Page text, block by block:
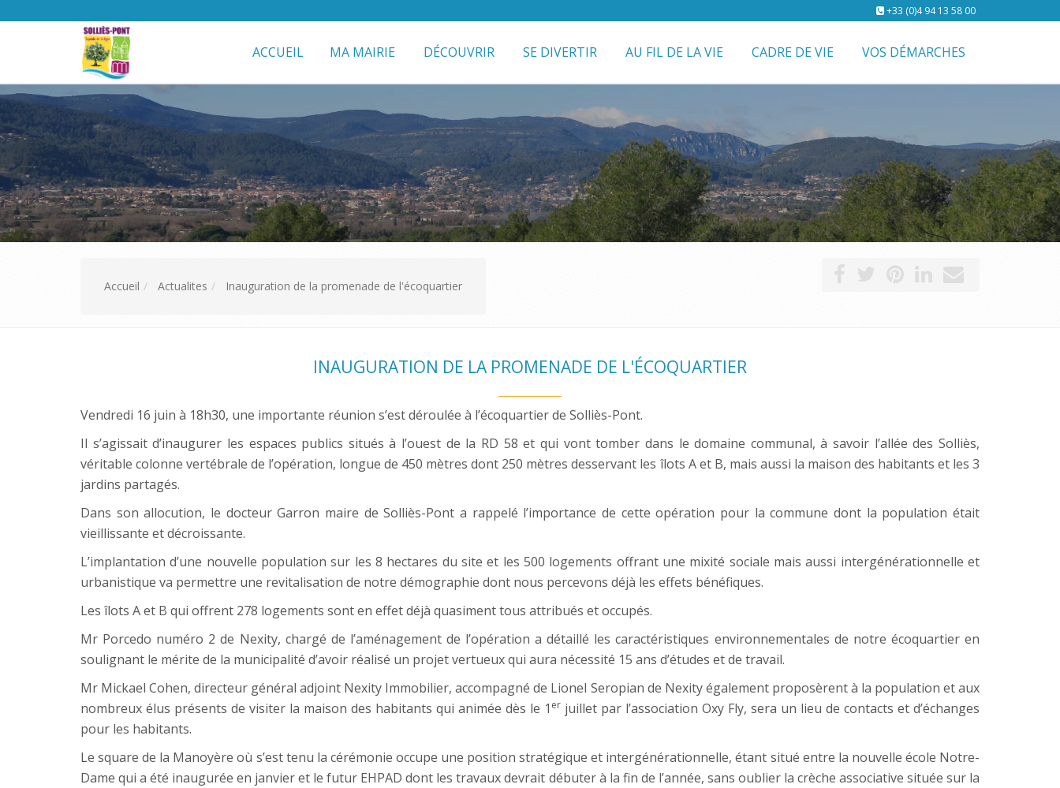
+33 (0)4 94 13 58 00
ACCUEIL MA MAIRIE DÉCOUVRIR SE DIVERTIR AU FIL DE LA VIE CADRE DE VIE VOS DÉMARCHES
Accueil Actualites Inauguration de la promenade de l'écoquartier
INAUGURATION DE LA PROMENADE DE L'ÉCOQUARTIER
Vendredi 16 juin à 18h30, une importante réunion s’est déroulée à l’écoquartier de Solliès-Pont.
Il s’agissait d’inaugurer les espaces publics situés à l’ouest de la RD 58 et qui vont tomber dans le domaine communal, à savoir l’allée des Solliès,
véritable colonne vertébrale de l’opération, longue de 450 mètres dont 250 mètres desservant les îlots A et B, mais aussi la maison des habitants et les 3
jardins partagés.
Dans son allocution, le docteur Garron maire de Solliès-Pont a rappelé l’importance de cette opération pour la commune dont la population était
vieillissante et décroissante.
L’implantation d’une nouvelle population sur les 8 hectares du site et les 500 logements offrant une mixité sociale mais aussi intergénérationnelle et
urbanistique va permettre une revitalisation de notre démographie dont nous percevons déjà les effets bénéfiques.
Les îlots A et B qui offrent 278 logements sont en effet déjà quasiment tous attribués et occupés.
Mr Porcedo numéro 2 de Nexity, chargé de l’aménagement de l’opération a détaillé les caractéristiques environnementales de notre écoquartier en
soulignant le mérite de la municipalité d’avoir réalisé un projet vertueux qui aura nécessité 15 ans d’études et de travail.
Mr Mickael Cohen, directeur général adjoint Nexity Immobilier, accompagné de Lionel Seropian de Nexity également proposèrent à la population et aux
nombreux élus présents de visiter la maison des habitants qui animée dès le 1 er juillet par l’association Oxy Fly, sera un lieu de contacts et d’échanges
pour les habitants.
Le square de la Manoyère où s’est tenu la cérémonie occupe une position stratégique et intergénérationnelle, étant situé entre la nouvelle école Notre-
Dame qui a été inaugurée en janvier et le futur EHPAD dont les travaux devrait débuter à la fin de l’année, sans oublier la crèche associative située sur la